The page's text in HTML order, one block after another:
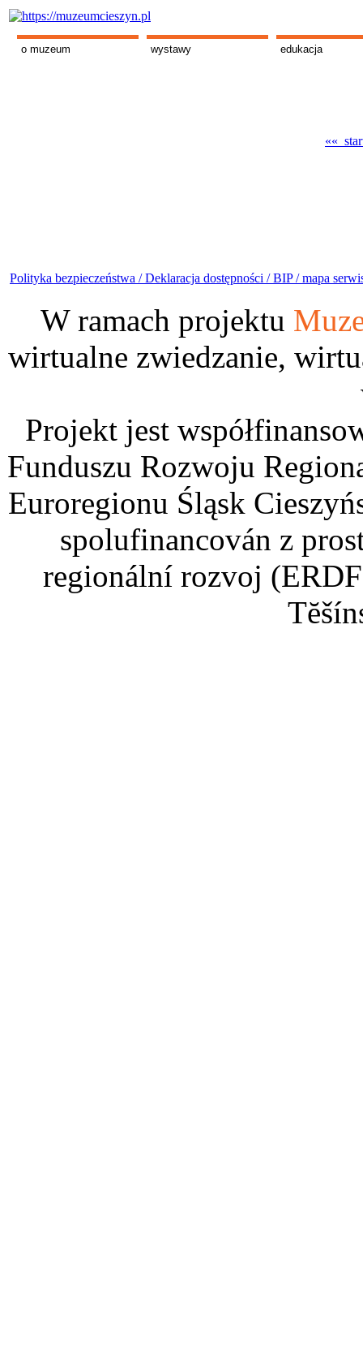
o muzeum wystawy edukacja
««
Polityka bezpieczeństwa /Deklaracja dostępności /BIP /mapa
W ramach projektu
wirtualne zwiedzanie,
Projekt jest
Funduszu Rozwoju
Euroregionu Śląsk
spolufinancován z
regionální rozvoj